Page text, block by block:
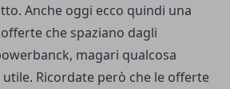
Anche oggi ecco quindi una
che spaziano dagli
magari qualcosa
Ricordate però che le offerte